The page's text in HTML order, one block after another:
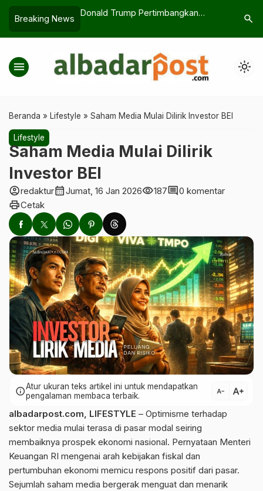
Breaking News
TikTok di
Karedok Sunda Kembali Viral, Ini
search
menu light_mode
Beranda » Lifestyle » Saham Media Mulai Dilirik Investor BEI
Lifestyle
Saham Media Mulai Dilirik
Investor BEI
account_circleredakturcalendar_monthJumat, 16 Jan 2026visibility187comment0 komentar
printCetak
infoAtur ukuran teks artikel ini untuk mendapatkan
pengalaman membaca terbaik.
text_decrease text_increase
albadarpost.com, LIFESTYLE – Optimisme terhadap
sektor media mulai terasa di pasar modal seiring
membaiknya prospek ekonomi nasional. Pernyataan Menteri
Keuangan RI mengenai arah kebijakan fiskal dan
pertumbuhan ekonomi memicu respons positif dari pasar.
Sejumlah saham media bergerak menguat dan menarik